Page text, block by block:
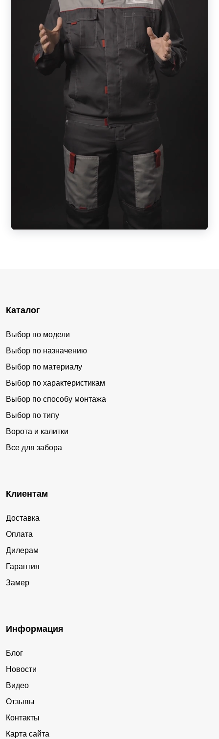
Каталог
Выбор по модели
Выбор по назначению
Выбор по материалу
Выбор по характеристикам
Выбор по способу монтажа
Выбор по типу
Ворота и калитки
Все для забора
Клиентам
Доставка
Оплата
Дилерам
Гарантия
Замер
Информация
Блог
Новости
Видео
Отзывы
Контакты
Карта сайта